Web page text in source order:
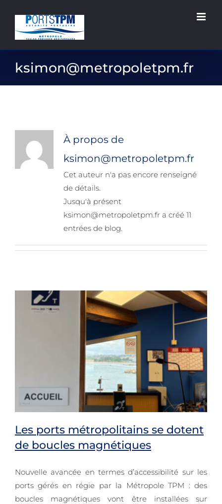
contenu
ksimon@metropoletpm.fr
À propos de
ksimon@metropoletpm.fr
Cet auteur n'a pas encore renseigné
de détails.
Jusqu'à présent
ksimon@metropoletpm.fr a créé 11
entrées de blog.
Les ports métropolitains se dotent
de boucles magnétiques
Les ports métropolitains se dotent
de boucles magnétiques
Nouvelle avancée en termes d’accessibilité sur les
ports gérés en régie par la Métropole TPM : des
boucles magnétiques vont être installées sur